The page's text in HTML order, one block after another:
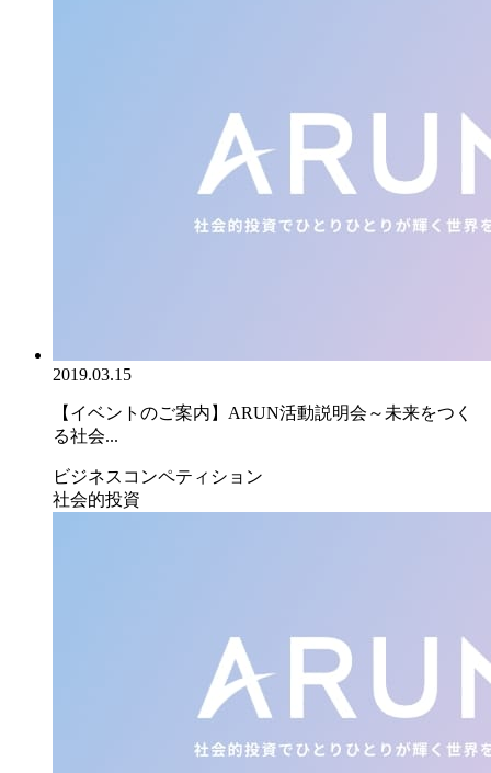
2019.03.15
【イベントのご案内】ARUN活動説明会～未来をつく
る社会...
ビジネスコンペティション
社会的投資